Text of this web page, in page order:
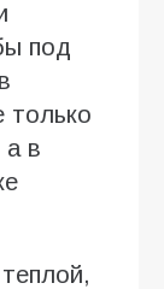
под
только
а в